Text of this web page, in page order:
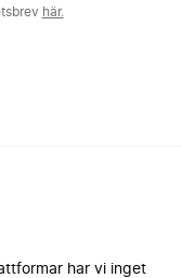
här.
har vi inget